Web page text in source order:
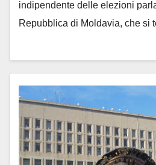
indipendente delle elezioni
Repubblica di Moldavia, che si